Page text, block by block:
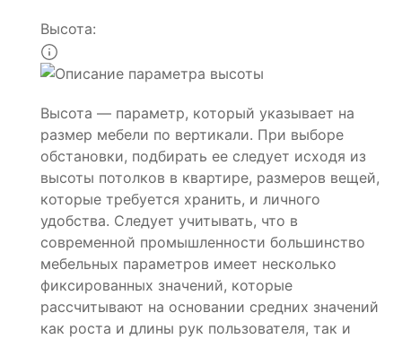
Высота:
Высота — параметр, который указывает на
размер мебели по вертикали. При выборе
обстановки, подбирать ее следует исходя из
высоты потолков в квартире, размеров вещей,
которые требуется хранить, и личного
удобства. Следует учитывать, что в
современной промышленности большинство
мебельных параметров имеет несколько
фиксированных значений, которые
рассчитывают на основании средних значений
как роста и длины рук пользователя, так и